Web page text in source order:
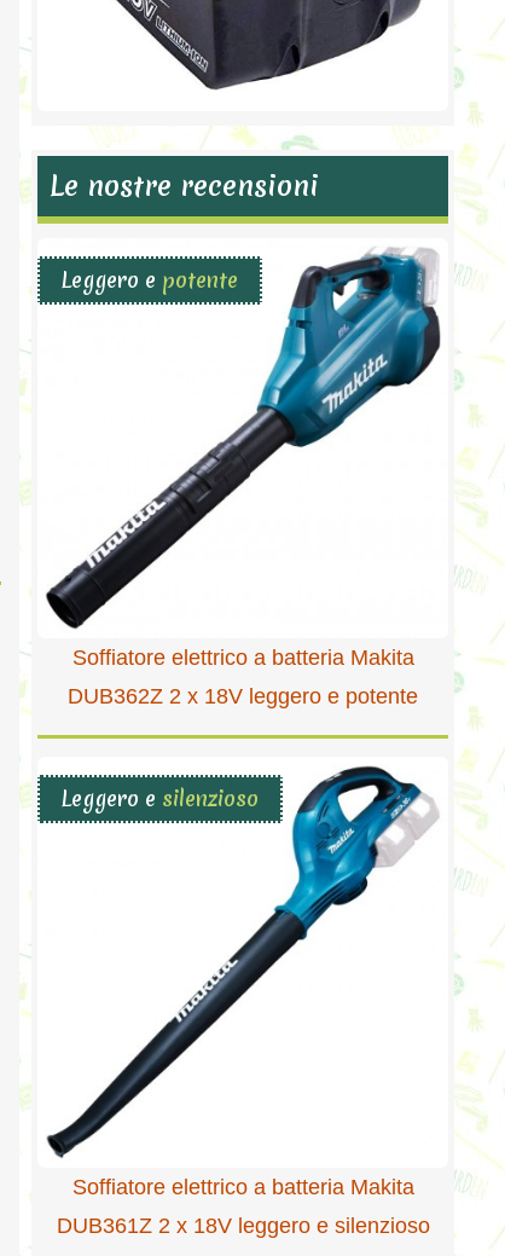
Le nostre recensioni
Leggero e potente
Soffiatore elettrico a batteria Makita
DUB362Z 2 x 18V leggero e potente
Leggero e silenzioso
Soffiatore elettrico a batteria Makita
DUB361Z 2 x 18V leggero e silenzioso